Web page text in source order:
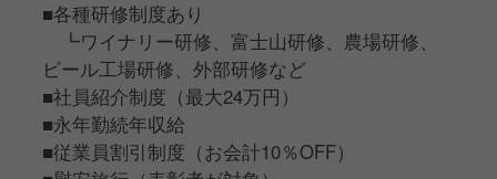
■各種研修制度あり
┗ワイナリー研修、富士山研修、農場研修、
ビール工場研修、外部研修など
■社員紹介制度（最大24万円）
■永年勤続年収給
■従業員割引制度（お会計10％OFF）